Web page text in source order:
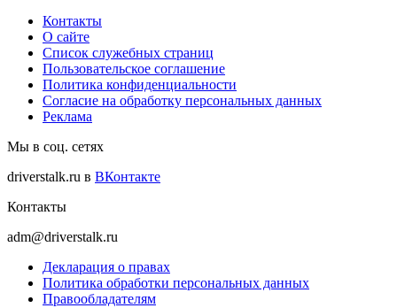
Контакты
О сайте
Список служебных страниц
Пользовательское соглашение
Политика конфиденциальности
Согласие на обработку персональных данных
Реклама
Мы в соц. сетях
driverstalk.ru в ВКонтакте
Контакты
adm@driverstalk.ru
Декларация о правах
Политика обработки персональных данных
Правообладателям